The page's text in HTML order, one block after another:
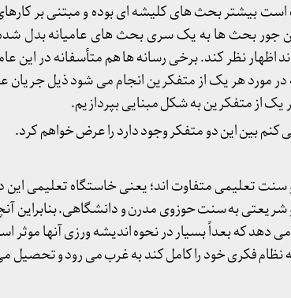
بیشتر بحث های کلیشه ای بوده و مبتنی بر
جور بحث ها به یک سری بحث های عامیانه بدل
اظهار نظر کند. برخی رسانه ها هم متأسفانه در این
مورد هر یک از متفکرین انجام می شود ذیل جریان
یک از متفکرین به شکل مبنایی بپردازیم.
بین این دو متفکر وجود دارد را عرض خواهم کرد.
تعلیمی متفاوت اند؛ یعنی خاستگاه تعلیمی
به سنت حوزوی مدرن و دانشگاهی. بنابراین
می دهد که بعداً بسیار در نحوه اندیشه ورزی آنها موثر
نظام فکری خود را کامل کند به غرب می رود و تحصیل